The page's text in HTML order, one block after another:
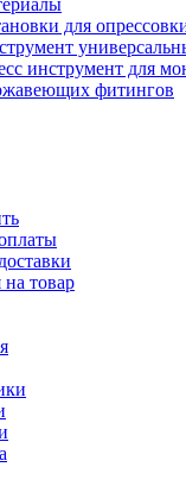
для
инструмент для
фитингов
на товар